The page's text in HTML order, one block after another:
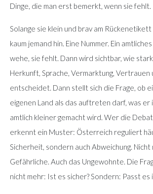
Dinge, die man erst bemerkt, wenn sie fehlt.
Solange sie klein und brav am
kaum jemand hin. Eine Nummer. Ein
wehe, sie fehlt. Dann wird sichtbar, wie
Herkunft, Sprache, Vermarktung,
entscheidet. Dann stellt sich die Frage, ob
eigenen Land als das auftreten darf, was
amtlich kleiner gemacht wird. Wer die
erkennt ein Muster: Österreich reguliert
Sicherheit, sondern auch Abweichung. Nicht
Gefährliche. Auch das Ungewohnte. Die
nicht mehr: Ist es sicher? Sondern: Passt es